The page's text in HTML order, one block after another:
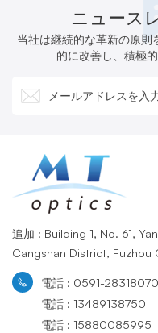
ニュース
当社は継続的な革新の原
的に改善し、積極
追加 : Building 1, No. 61,
Cangshan District, Fuzhou
電話 : 0591-28318070
電話 : 13489138750
電話 : 15880085995